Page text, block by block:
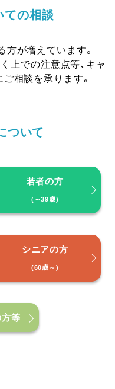
ての相談
方が増えています。
上での注意点等、キャ
相談を承ります。
ついて
若者の方
(～39歳)
シニアの方
(60歳～)
等